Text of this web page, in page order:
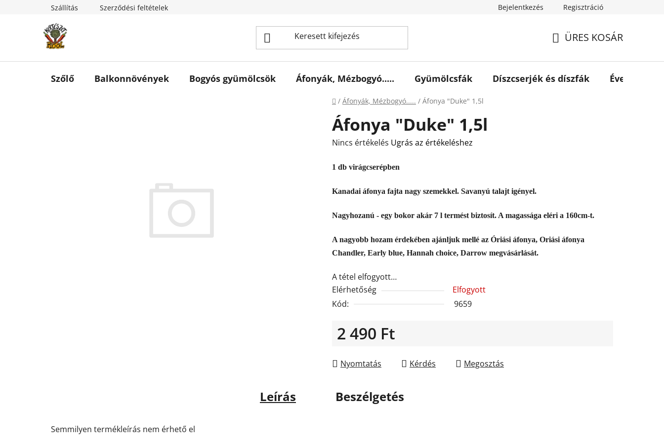
tartalomhoz
Szállítás Szerződési feltételek Bejelentkezés Regisztráció
ÜRES KOSÁR
Szőlő Balkonnövények Bogyós gyümölcsök Áfonyák, Mézbogyó..... Gyümölcsfák Díszcserjék és díszfák Évelők és
Kezdőlap
/ Áfonyák, Mézbogyó..... / Áfonya "Duke" 1,5l
Áfonya "Duke" 1,5l
A
átlagos
5-
0,0
csillag.
Nincs értékelés Ugrás az értékeléshez
1 db virágcserépben
Kanadai áfonya fajta nagy szemekkel. Savanyú talajt igényel.
Nagyhozanú - egy bokor akár 7 l termést biztosít. A magassága eléri a 160cm-t.
A nagyobb hozam érdekében ajánljuk mellé az Óriási áfonya, Oriási áfonya
Chandler, Early blue, Hannah choice, Darrow megvásárlását.
A tétel elfogyott…
Elérhetőség
Elfogyott
Kód:
9659
2 490 Ft
Nyomtatás
Kérdés Megosztás
Leírás Beszélgetés
Semmilyen termékleírás nem érhető el